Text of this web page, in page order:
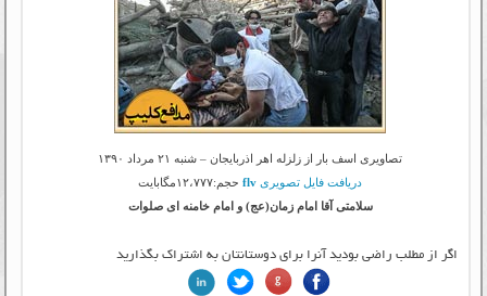
تصاویری اسف بار از زلزله اهر اذربایجان – شنبه ۲۱ مرداد ۱۳۹۰
دریافت فایل تصویریflv
حجم:۱۲،۷۷۷مگابایت
سلامتی آقا امام زمان(عج) و امام خامنه ای صلوات
اگر از مطلب راضی بودید آنرا برای دوستانتان به اشتراک بگذارید